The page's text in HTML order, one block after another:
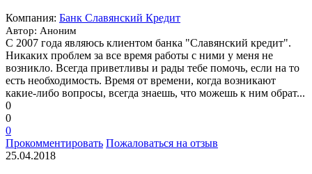
Компания: Банк Славянский Кредит
Автор: Аноним
С 2007 года являюсь клиентом банка "Славянский кредит".
Никаких проблем за все время работы с ними у меня не
возникло. Всегда приветливы и рады тебе помочь, если на то
есть необходимость. Время от времени, когда возникают
какие-либо вопросы, всегда знаешь, что можешь к ним обрат...
0
0
0
Прокомментировать Пожаловаться на отзыв
25.04.2018